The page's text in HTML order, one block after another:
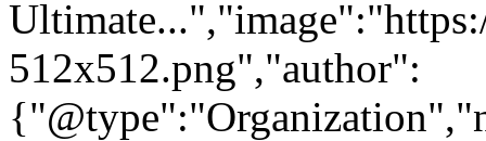
512x512.png","author":